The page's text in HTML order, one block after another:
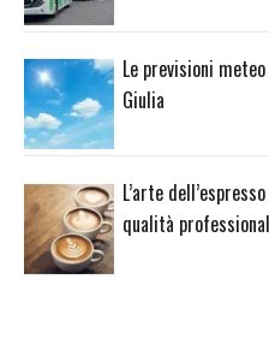
Le previsioni
Giulia
L’arte
qualità